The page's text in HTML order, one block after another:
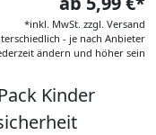
*inkl. MwSt. zzgl. Versand
- je nach Anbieter
ändern und höher sein
Kinder